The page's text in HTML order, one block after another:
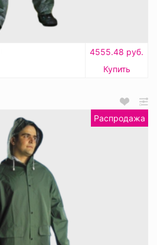
4555.48 руб.
Купить
Распродажа